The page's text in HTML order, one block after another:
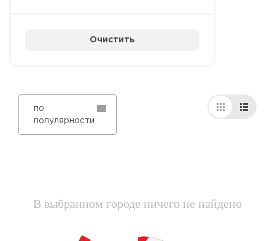
Очистить
по
популярности
В выбранном городе ничего не найдено